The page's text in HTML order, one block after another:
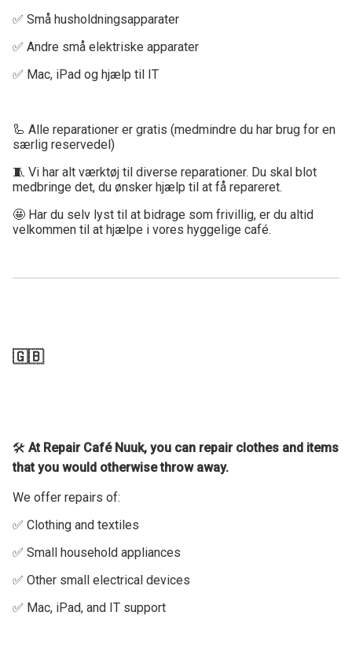
✅ Små husholdningsapparater
✅ Andre små elektriske apparater
✅ Mac, iPad og hjælp til IT
🦾 Alle reparationer er gratis (medmindre du har brug for en
særlig reservedel)
🧵 Vi har alt værktøj til diverse reparationer. Du skal blot
medbringe det, du ønsker hjælp til at få repareret.
🤩 Har du selv lyst til at bidrage som frivillig, er du altid
velkommen til at hjælpe i vores hyggelige café.
🇬🇧
🛠 At Repair Café Nuuk, you can repair clothes and items
that you would otherwise throw away.
We offer repairs of:
✅ Clothing and textiles
✅ Small household appliances
✅ Other small electrical devices
✅ Mac, iPad, and IT support